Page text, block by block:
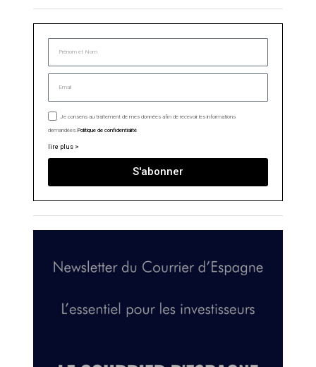
Je consens au traitement de mes données afin de recevoir les informations
demandées. Politique de confidentialité
lire plus >
S'abonner